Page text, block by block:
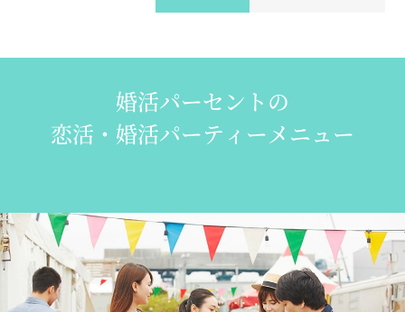
婚活パーセントの
恋活・婚活パーティーメニュー